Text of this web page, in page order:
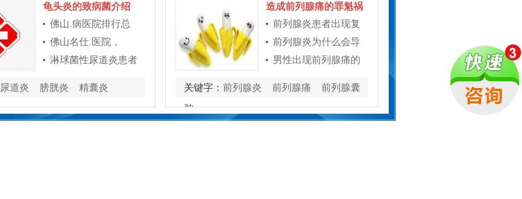
龟头炎的致病菌介绍
佛山.病医院排行总
佛山名仕.医院，
淋球菌性尿道炎患者
尿道炎 膀胱炎 精囊炎
造成前列腺痛的罪魁祸
前列腺炎患者出现复
前列腺炎为什么会导
男性出现前列腺痛的
关键字： 前列腺炎 前列腺痛
前列腺囊
肿